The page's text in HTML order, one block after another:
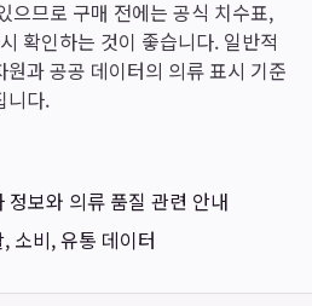
으므로 구매 전에는 공식 치수표,
확인하는 것이 좋습니다. 일반적
과 공공 데이터의 의류 표시 기준
니다.
정보와 의류 품질 관련 안내
소비, 유통 데이터